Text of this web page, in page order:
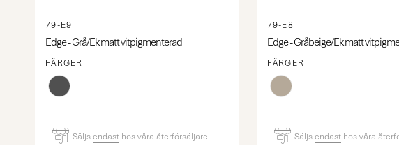
79-E9
Edge - Grå/Ek matt vitpigmenterad
FÄRGER
Säljsendast hos våra återförsäljare
79-E8
Edge - Gråbeige/Ek matt
FÄRGER
Säljsendasthos våra